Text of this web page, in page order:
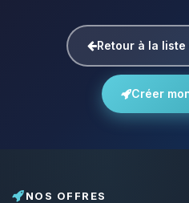
Retour à la
Créer
NOS OFFRES